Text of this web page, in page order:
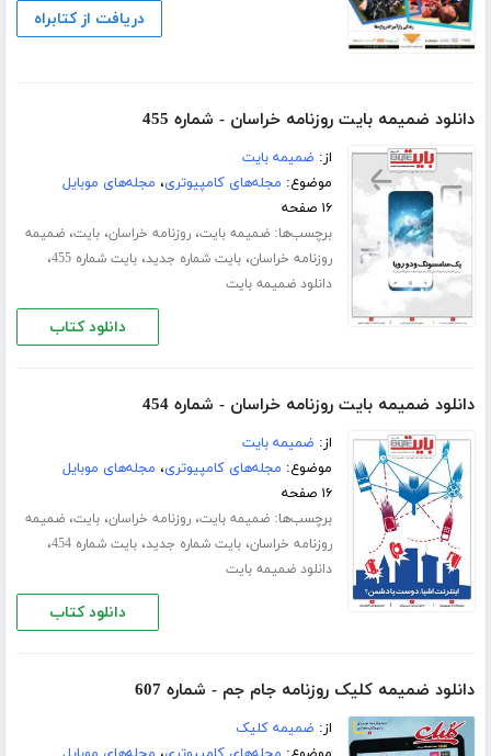
دریافت از کتابراه
دانلود ضمیمه بایت روزنامه خراسان - شماره 455
از: ضمیمه بایت
موضوع: مجله‌های کامپیوتری، مجله‌های موبایل
۱۶ صفحه
برچسب‌ها:ضمیمه بایت،روزنامه خراسان،بایت،ضمیمه
روزنامه خراسان،بایت شماره جدید،بایت شماره 455 ،
دانلود ضمیمه بایت
دانلود کتاب
دانلود ضمیمه بایت روزنامه خراسان - شماره 454
از: ضمیمه بایت
موضوع: مجله‌های کامپیوتری، مجله‌های موبایل
۱۶ صفحه
برچسب‌ها:ضمیمه بایت،روزنامه خراسان،بایت،ضمیمه
روزنامه خراسان،بایت شماره جدید،بایت شماره 454 ،
دانلود ضمیمه بایت
دانلود کتاب
دانلود ضمیمه کلیک روزنامه جام جم - شماره 607
از: ضمیمه کلیک